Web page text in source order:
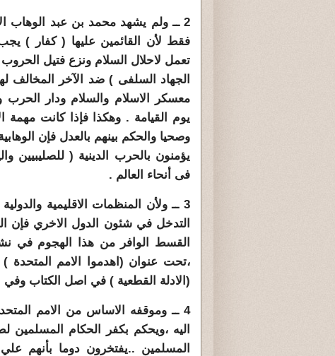
2 ــ ولم يشهد محمد بن عبد الوهاب
فقط لأن القائمين عليها ( كفار )
تعمل لاحلال السلام ونزع فتيل الحروب
الجهاد السلفى ) ضد الآخر المخالف
معسكر الاسلام والسلام ودار
يوم القيامة . وهكذا فإذا كانت مهمة
وصحيا والحكم بينهم بالعدل فإن
يؤمنون بالحرب الدينية ( للصليبيين
فى أنحاء العالم .
3 ــ ولأن المنظمات الاقليمية
التدخل في شئون الدول الاخري فإن
،تحت عنوان (اهدموا الامم
(الادلة القطعية ) في اصل الكتاب وفي
4 ــ وموقفه الاساس من الامم
اليه ،ويحكم بكفر الحكام المسلمين
المسلمين ..يفتخرون دوما بأنهم